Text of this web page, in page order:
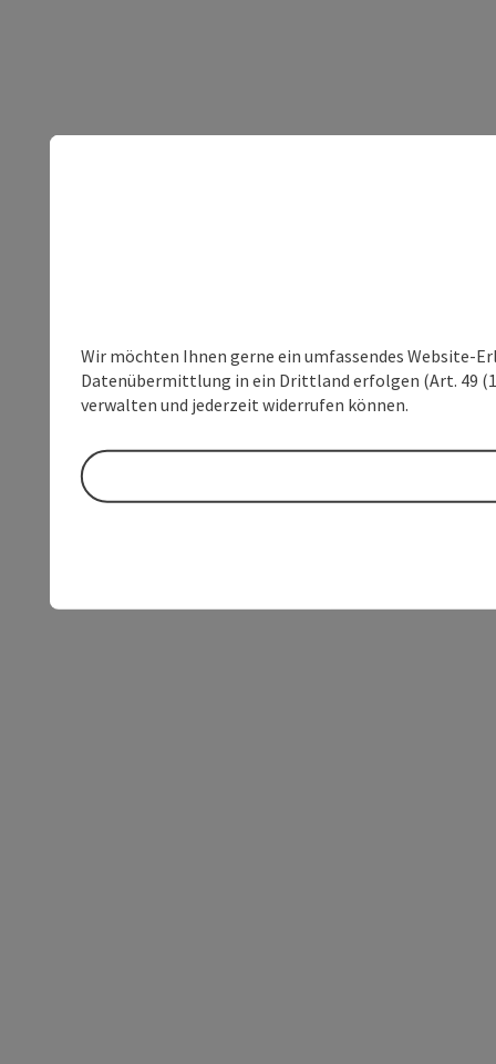
Wir möchten Ihnen gerne ein umfassendes Website-
Datenübermittlung in ein Drittland erfolgen (Art. 49
verwalten und jederzeit widerrufen können.